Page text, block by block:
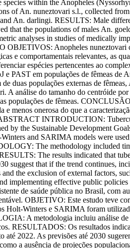
within the Anopheles
of An. nuneztovari s.l., collected
An. darlingi. RESULTS: Male
that the populations of males An.
analyses in studies of medically
Anopheles nuneztovari
e comportamentais relevantes, as
espécies pertencentes ao
PAST em populações de fêmeas de
duas populações externas de
A análise do tamanho do centróide
populações de fêmeas.
menos onerosa do que a
INTRODUCTION:
by the Sustainable Development
and SARIMA models were
The methodology included
The results indicated that
that if the trend continues,
the exclusion of external factors,
effective public policies
de saúde pública no Brasil, com
OBJETIVO: Este estudo teve
Holt-Winters e SARIMA foram
A metodologia incluiu análise de
RESULTADOS: Os resultados
2022. As previsões até 2030
a ausência de projeções